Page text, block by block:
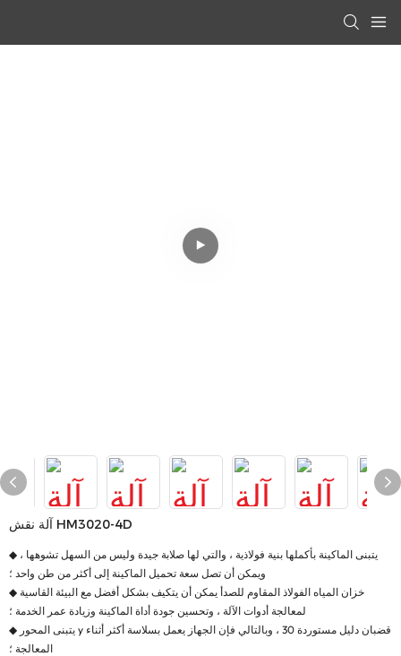
آلة نقش HM3020-4D
◆ يتبنى الماكينة بأكملها بنية فولاذية ، والتي لها صلابة جيدة وليس من السهل تشوهها ،
ويمكن أن تصل سعة تحميل الماكينة إلى أكثر من طن واحد ؛
◆ خزان المياه الفولاذ المقاوم للصدأ يمكن أن يتكيف بشكل أفضل مع البيئة القاسية
لمعالجة أدوات الآلة ، وتحسين جودة أداة الماكينة وزيادة عمر الخدمة ؛
◆ يتبنى المحور y قضبان دليل مستوردة 30 ، وبالتالي فإن الجهاز يعمل بسلاسة أكثر أثناء
المعالجة ؛